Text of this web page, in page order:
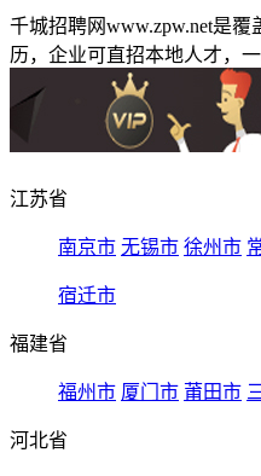
千城招聘网www.zpw.net是
历，企业可直招本地人才，
江苏省
南京市 无锡市 徐州市
宿迁市
福建省
福州市 厦门市 莆田市
河北省